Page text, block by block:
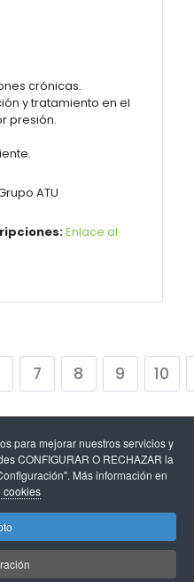
para mejorar nuestros servicios y
CONFIGURAR O RECHAZAR la
Más información en
cookies
crónicas.
y tratamiento en el
presión.
ATU
Enlace al
7 8 9 10
y configuración de
de datos.